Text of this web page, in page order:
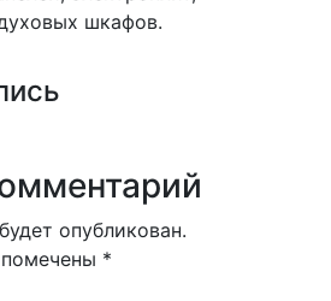
шкафов.
опубликован.
*